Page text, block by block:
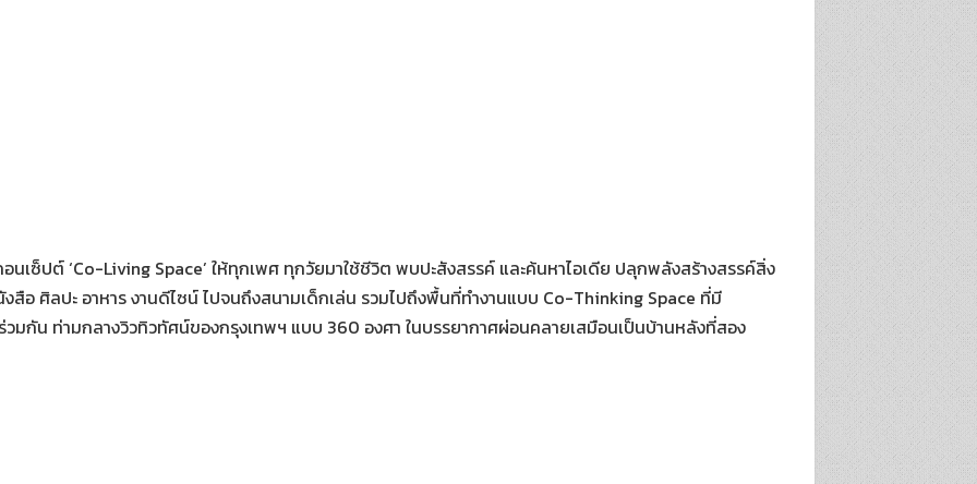
อนเซ็ปต์ ‘Co-Living Space’ ให้ทุกเพศ ทุกวัยมาใช้ชีวิต พบปะสังสรรค์ และค้นหาไอเดีย ปลุกพลังสร้างสรรค์สิ่ง
สือ ศิลปะ อาหาร งานดีไซน์ ไปจนถึงสนามเด็กเล่น รวมไปถึงพื้นที่ทำงานแบบ Co-Thinking Space ที่มี
วมกัน ท่ามกลางวิวทิวทัศน์ของกรุงเทพฯ แบบ 360 องศา ในบรรยากาศผ่อนคลายเสมือนเป็นบ้านหลังที่สอง